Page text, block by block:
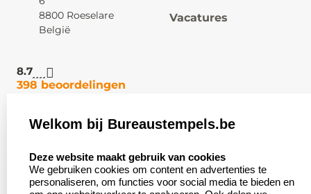
8800 Roeselare
België
8.7
398 beoordelingen
Vacatures
Klantenservice:
Contact
Veel gestelde vragen
Zakelijk:
Aanvraag op maat
Wederverkoper
Welkom bij Bureaustempels.be
Deze website maakt gebruik van cookies
We gebruiken cookies om content en advertenties te
personaliseren, om functies voor social media te bieden en